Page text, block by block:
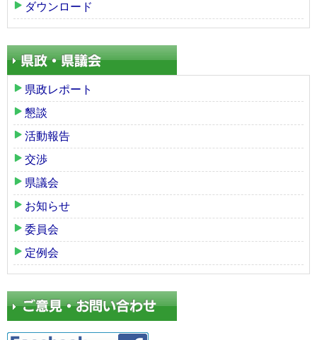
ダウンロード
県政レポート
懇談
活動報告
交渉
県議会
お知らせ
委員会
定例会